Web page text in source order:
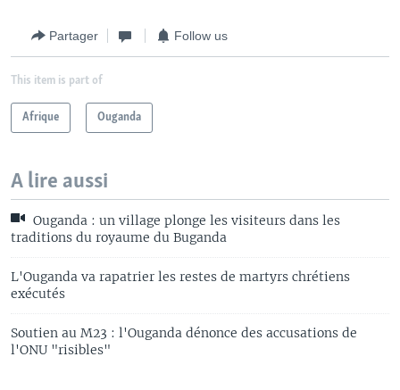
Partager Follow us
This item is part of
Afrique Ouganda
A lire aussi
Ouganda : un village plonge les visiteurs dans les
traditions du royaume du Buganda
L'Ouganda va rapatrier les restes de martyrs chrétiens
exécutés
Soutien au M23 : l'Ouganda dénonce des accusations de
l'ONU "risibles"